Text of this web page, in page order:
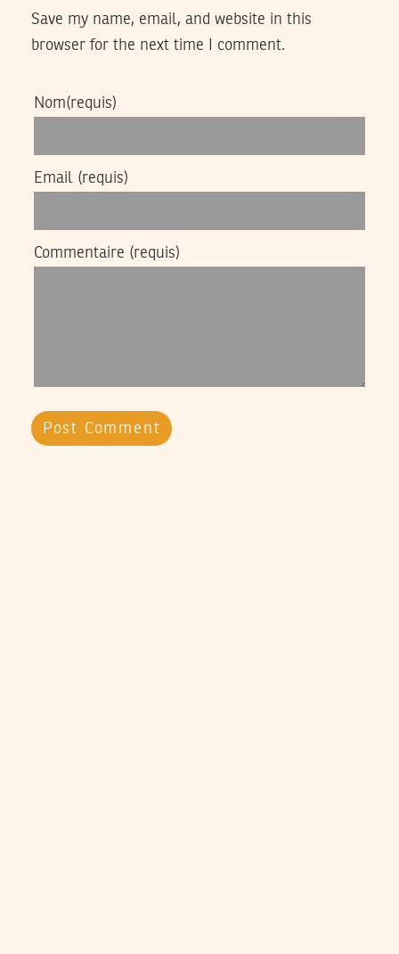
Save my name, email, and website in this
browser for the next time I comment.
Nom(requis)
Email (requis)
Commentaire (requis)